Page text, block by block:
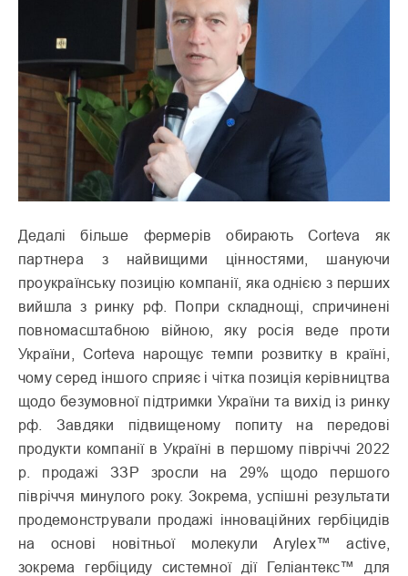
Дедалі більше фермерів обирають Corteva як
партнера з найвищими цінностями, шануючи
проукраїнську позицію компанії, яка однією з перших
вийшла з ринку рф. Попри складнощі, спричинені
повномасштабною війною, яку росія веде проти
України,
Corteva нарощує темпи розвитку в країні,
чому серед іншого сприяє і чітка позиція керівництва
щодо безумовної підтримки України та вихід із ринку
рф. Завдяки підвищеному попиту на передові
продукти компанії в Україні в першому півріччі 2022
р. продажі ЗЗР зросли на 29% щодо першого
півріччя минулого року. Зокрема, успішні результати
продемонстрували продажі інноваційних гербіцидів
на основі новітньої молекули Arylex™ active,
зокрема гербіциду системної дії Геліантекс™ для